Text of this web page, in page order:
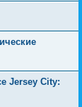
Jersey City: